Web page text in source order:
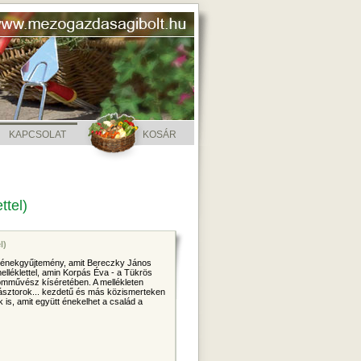
KAPCSOLAT KOSÁR
amit Bereczky János
amin Korpás Éva - a Tükrös
kíséretében. A mellékleten
kezdetű és más közismerteken
amit együtt énekelhet a család a